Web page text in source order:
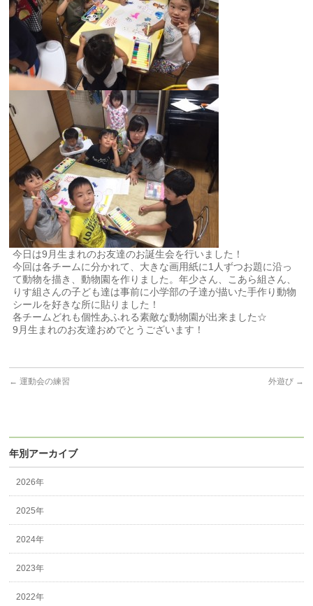
今日は9月生まれのお友達のお誕生会を行いました！
今回は各チームに分かれて、大きな画用紙に1人ずつお題に沿っ
て動物を描き、動物園を作りました。年少さん、こあら組さん、
りす組さんの子ども達は事前に小学部の子達が描いた手作り動物
シールを好きな所に貼りました！
各チームどれも個性あふれる素敵な動物園が出来ました☆
9月生まれのお友達おめでとうございます！
← 運動会の練習 外遊び →
年別アーカイブ
2026年
2025年
2024年
2023年
2022年